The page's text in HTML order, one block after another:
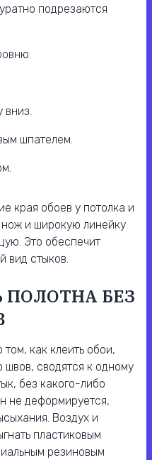
подрезаются
вниз.
шпателем.
края обоев у потолка и
нож и широкую линейку
Это обеспечит
вид стыков.
ПОЛОТНА БЕЗ
как клеить обои,
сводятся к одному
без какого-либо
не деформируется,
Воздух и
пластиковым
резиновым